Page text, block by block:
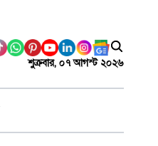
শুক্রবার, ০৭ আগস্ট ২০২৬